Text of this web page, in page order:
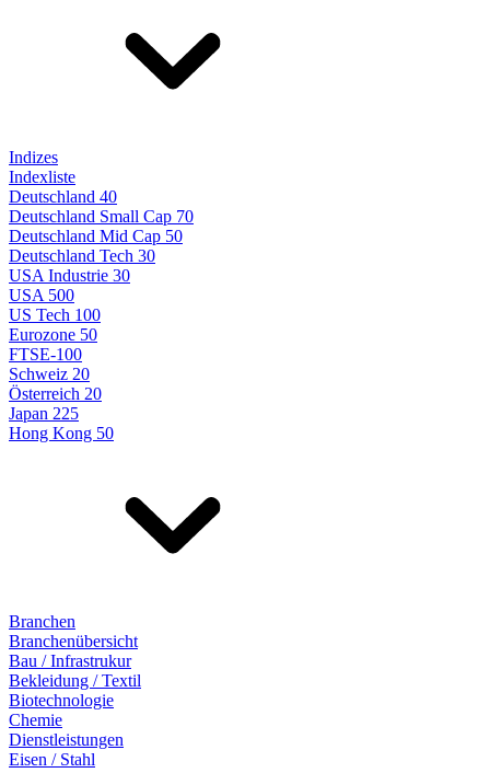
Indizes
Indexliste
Deutschland 40
Deutschland Small Cap 70
Deutschland Mid Cap 50
Deutschland Tech 30
USA Industrie 30
USA 500
US Tech 100
Eurozone 50
FTSE-100
Schweiz 20
Österreich 20
Japan 225
Hong Kong 50
Branchen
Branchenübersicht
Bau / Infrastrukur
Bekleidung / Textil
Biotechnologie
Chemie
Dienstleistungen
Eisen / Stahl